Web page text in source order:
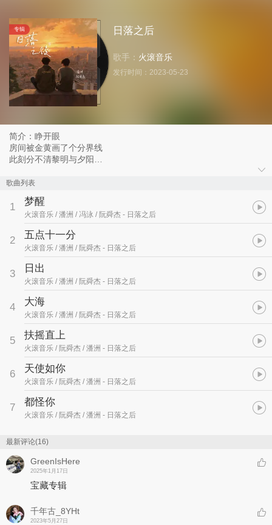
专辑 日落之后
歌手： 火滚音乐
发行时间： 2023-05-23
简介：睁开眼
房间被金黄画了个分界线
此刻分不清黎明与夕阳
嘈杂的人声
时间好像从来都不存在
流走的只是我们的记忆
并且是争取把它变得更好
歌曲列表
1 梦醒
火滚音乐 / 潘洲 / 冯泳 / 阮舜杰 - 日落之后
2 五点十一分
火滚音乐 / 潘洲 / 阮舜杰 - 日落之后
3 日出
火滚音乐 / 潘洲 / 阮舜杰 - 日落之后
4 大海
火滚音乐 / 潘洲 / 阮舜杰 - 日落之后
5 扶摇直上
火滚音乐 / 阮舜杰 / 潘洲 - 日落之后
6 天使如你
火滚音乐 / 阮舜杰 / 潘洲 - 日落之后
7 都怪你
火滚音乐 / 阮舜杰 / 潘洲 - 日落之后
最新评论(16)
GreenIsHere
2025年1月17日
宝藏专辑
千年古_8YHt
2023年5月27日